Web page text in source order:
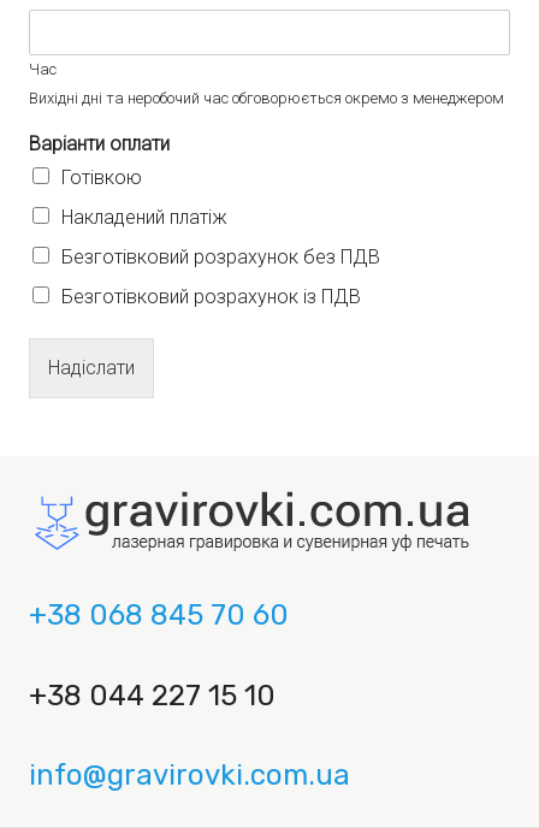
Час
Вихідні дні та неробочий час обговорюється окремо з менеджером
Варіанти оплати
Готівкою
Накладений платіж
Безготівковий розрахунок без ПДВ
Безготівковий розрахунок із ПДВ
Надіслати
+38 068 845 70 60
+38 044 227 15 10
info@gravirovki.com.ua